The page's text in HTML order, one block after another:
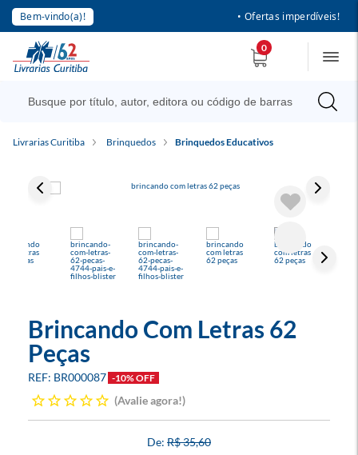
Bem-vindo(a)! • Ofertas imperdíveis!
0
Livrarias Curitiba Brinquedos Brinquedos Educativos
Brincando Com Letras 62
Peças
BR000087 -10% OFF
Avalie agora!
R$ 35,60